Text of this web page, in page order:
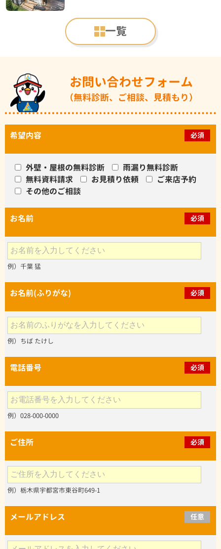
一覧
お問い合わせフォーム
（無料診断、ご相談、見積もり）
希望内容 必須
外壁・屋根の無料診断
雨漏り無料診断
無料資料請求
お見積り依頼
ご来店予約
その他のご相談
お名前 必須
例）千葉 猛
お名前(ふりがな) 必須
例）ちば たけし
電話番号 必須
例）028-000-0000
ご住所 必須
例）栃木県宇都宮市東谷町649-1
メールアドレス 任意